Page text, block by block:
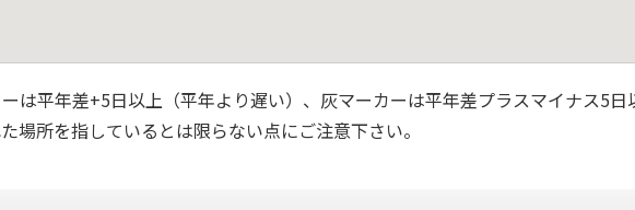
は平年差+5日以上（平年より遅い）、灰マーカーは平年差プラスマイナス5
所を指しているとは限らない点にご注意下さい。